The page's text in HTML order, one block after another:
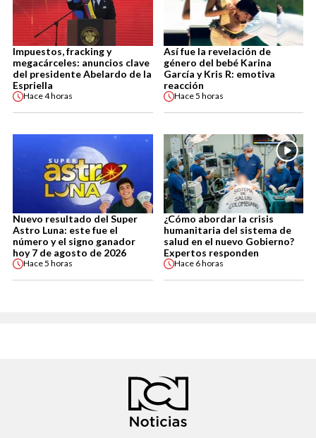
Impuestos, fracking y
megacárceles: anuncios clave
del presidente Abelardo de la
Espriella
Hace4 horas
Así fue la revelación de
género del bebé Karina
García y Kris R: emotiva
reacción
Hace5 horas
Nuevo resultado del Super
Astro Luna: este fue el
número y el signo ganador
hoy 7 de agosto de 2026
Hace5 horas
¿Cómo abordar la crisis
humanitaria del sistema de
salud en el nuevo Gobierno?
Expertos responden
Hace 6 horas